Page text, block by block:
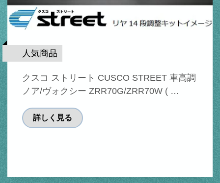
人気商品
クスコ ストリート CUSCO STREET 車高調
ノア/ヴォクシー ZRR70G/ZRR70W ( …
詳しく見る